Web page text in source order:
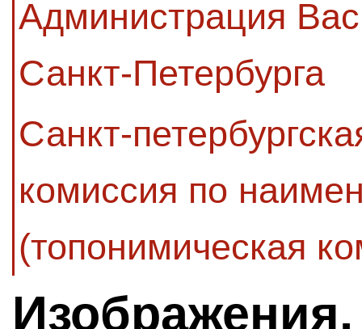
Администрация
Санкт-Петербурга
Санкт-
комиссия по
(топонимическая